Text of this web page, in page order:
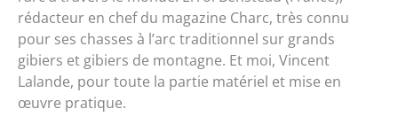
rédacteur en chef du magazine Charc, très connu
pour ses chasses à l’arc traditionnel sur grands
gibiers et gibiers de montagne. Et moi, Vincent
Lalande, pour toute la partie matériel et mise en
œuvre pratique.